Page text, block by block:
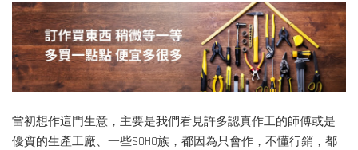
當初想作這門生意，主要是我們看見許多認真作工的師傅或是
優質的生產工廠、一些SOHO族，都因為只會作，不懂行銷，都